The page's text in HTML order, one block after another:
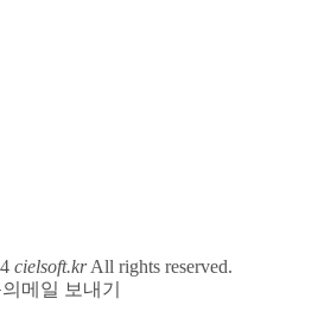
cielsoft.krAll rights reserved.
메일 보내기